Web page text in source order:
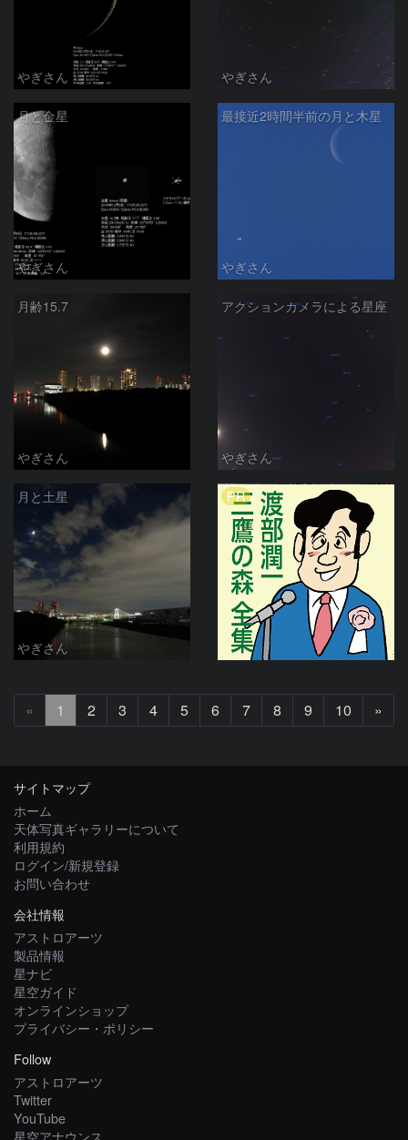
やぎさん やぎさん
月と金星
やぎさん
最接近2時間半前の月と木星
やぎさん
月齢15.7
やぎさん
アクションカメラによる星座
やぎさん
月と土星
やぎさん
PR
« 1 2 3 4 5 6 7 8 9 10 »
へ
サイトマップ
ホーム
天体写真ギャラリーについて
利用規約
ログイン/新規登録
お問い合わせ
会社情報
アストロアーツ
製品情報
星ナビ
星空ガイド
オンラインショップ
プライバシー・ポリシー
Follow
アストロアーツ
Twitter
YouTube
星空アナウンス